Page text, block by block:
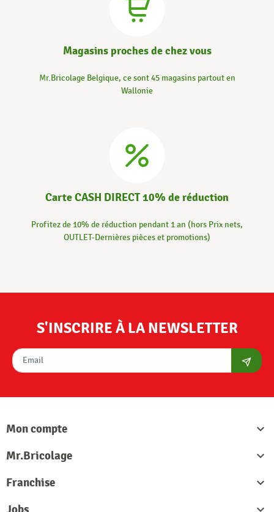
Magasins proches de chez vous
Mr.Bricolage Belgique, ce sont 45 magasins partout en
Wallonie
Carte CASH DIRECT 10% de réduction
Profitez de 10% de réduction pendant 1 an (hors Prix nets,
OUTLET-Dernières pièces et promotions)
S'INSCRIRE À LA NEWSLETTER
Mon compte

Mr.Bricolage

Franchise
